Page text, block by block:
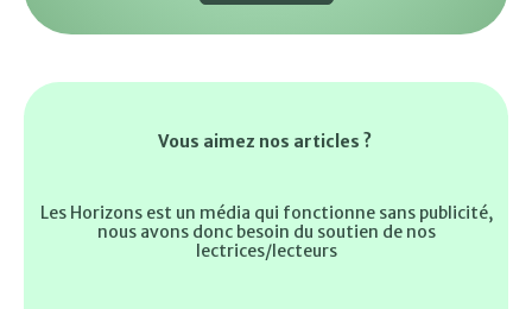
Vous aimez nos articles ?
Les Horizons est un média qui fonctionne sans publicité,
nous avons donc besoin du soutien de nos
lectrices/lecteurs